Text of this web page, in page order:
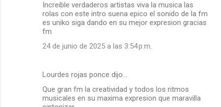
Increible verdaderos artistas viva la musica las
rolas con este intro suena epico el sonido de la fm
es uniko siga dando en su mejor expresion gracias
fm
24 de junio de 2025 a las 3:54 p.m.
Lourdes rojas ponce dijo…
Que gran fm la creatividad y todos los ritmos
musicales en su maxima expresion que maravilla